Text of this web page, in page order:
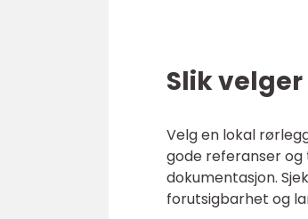
Slik
Velg en lokal
gode referanser og
dokumentasjon.
forutsigbarhet og